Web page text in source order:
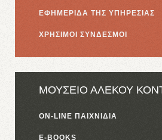
ΕΦΗΜΕΡΙΔΑ ΤΗΣ ΥΠΗΡΕΣΙΑΣ
ΧΡΗΣΙΜΟΙ ΣΥΝΔΕΣΜΟΙ
ΜΟΥΣΕΙΟ ΑΛΕΚΟΥ
ON-LINE ΠΑΙΧΝΙΔΙΑ
E-BOOKS